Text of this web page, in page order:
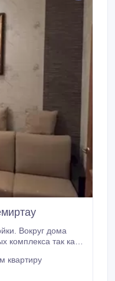
Вокруг дома
так как
3 нахожусь в
квартиру